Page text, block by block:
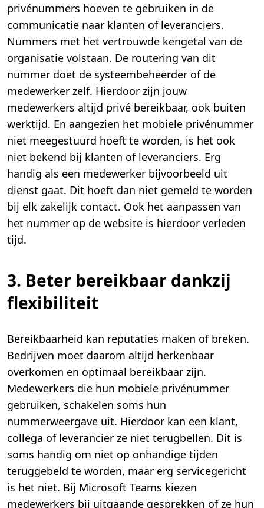
privénummers hoeven te gebruiken in de
communicatie naar klanten of leveranciers.
Nummers met het vertrouwde kengetal van de
organisatie volstaan. De routering van dit
nummer doet de systeembeheerder of de
medewerker zelf. Hierdoor zijn jouw
medewerkers altijd privé bereikbaar, ook buiten
werktijd. En aangezien het mobiele privénummer
niet meegestuurd hoeft te worden, is het ook
niet bekend bij klanten of leveranciers. Erg
handig als een medewerker bijvoorbeeld uit
dienst gaat. Dit hoeft dan niet gemeld te worden
bij elk zakelijk contact. Ook het aanpassen van
het nummer op de website is hierdoor verleden
tijd.
3. Beter bereikbaar dankzij
flexibiliteit
Bereikbaarheid kan reputaties maken of breken.
Bedrijven moet daarom altijd herkenbaar
overkomen en optimaal bereikbaar zijn.
Medewerkers die hun mobiele privénummer
gebruiken, schakelen soms hun
nummerweergave uit. Hierdoor kan een klant,
collega of leverancier ze niet terugbellen. Dit is
soms handig om niet op onhandige tijden
teruggebeld te worden, maar erg servicegericht
is het niet. Bij Microsoft Teams kiezen
medewerkers bij uitgaande gesprekken of ze hun